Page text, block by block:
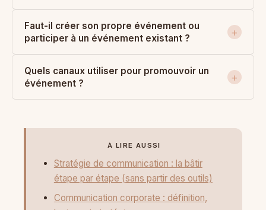
Faut-il créer son propre événement ou
participer à un événement existant ?
Quels canaux utiliser pour promouvoir un
événement ?
À LIRE AUSSI
Stratégie de communication : la bâtir
étape par étape (sans partir des outils)
Communication corporate : définition,